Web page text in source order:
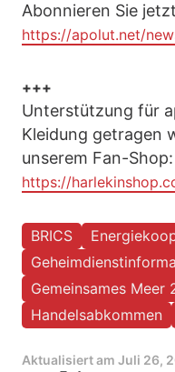
Abonnieren Sie
https://apolut.net/
+++
Unterstützung für
Kleidung getragen
unserem Fan-Shop:
https://
BRICS
Gemeinsames Meer
Handelsabkommen
Aktualisiert am Juli 26,